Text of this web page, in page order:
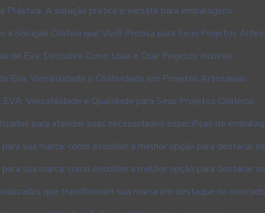
Plástica: A solução prática e versátil para embalagens
a Solução Criativa que Você Precisa para Seus Projetos
de Eva: Descubra Como Usar e Criar Projetos Incríveis
Eva: Versatilidade e Criatividade em Projetos Artesanais
EVA: Versatilidade e Qualidade para Seus Projetos Criativos
para atender suas necessidades específicas de
sua marca: como escolher a melhor opção para destacar
sua marca: como escolher a melhor opção para destacar
que transformam sua marca em destaque no mercado